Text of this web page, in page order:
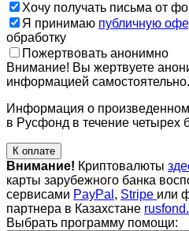
Хочу получать письма от
Я принимаю публичную
обработку
Пожертвовать анонимно
Внимание! Вы жертвуете
информацией самостоятельно.
Информация о
в Русфонд в течение четырех
К оплате
Внимание! Криптовалюты
карты зарубежного банка
сервисами PayPal , Stripe или
партнера в Казахстане
Выбрать программу помощи: